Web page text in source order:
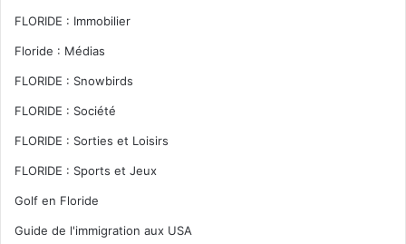
FLORIDE : Immobilier
Floride : Médias
FLORIDE : Snowbirds
FLORIDE : Société
FLORIDE : Sorties et Loisirs
FLORIDE : Sports et Jeux
Golf en Floride
Guide de l'immigration aux USA